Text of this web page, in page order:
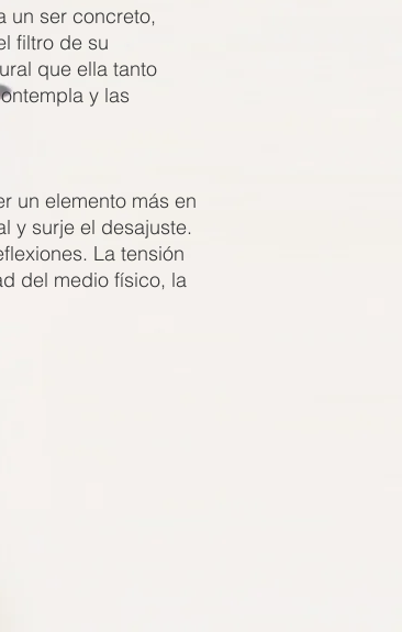
un ser concreto,
filtro de su
que ella tanto
y las
un elemento más en
y surje el desajuste.
La tensión
del medio físico, la